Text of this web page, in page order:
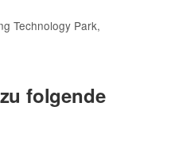
Technology Park,
folgende